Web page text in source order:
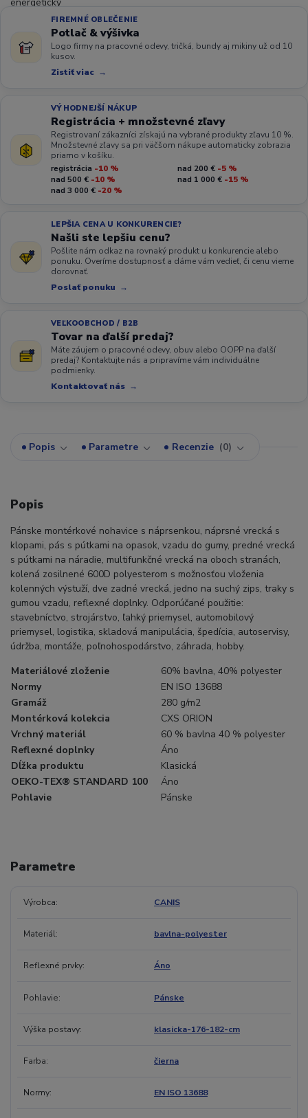
FIREMNÉ OBLEČENIE
Potlač & výšivka
Logo firmy na pracovné odevy, tričká, bundy aj mikiny už od 10
kusov.
Zistiť viac
VÝHODNEJŠÍ NÁKUP
Registrácia + množstevné zľavy
Registrovaní zákazníci získajú na vybrané produkty zľavu 10 %.
Množstevné zľavy sa pri väčšom nákupe automaticky zobrazia
priamo v košíku.
registrácia -10 % nad 200 € -5 %
nad 500 € -10 % nad 1 000 € -15 %
nad 3 000 € -20 %
LEPŠIA CENA U KONKURENCIE?
Našli ste lepšiu cenu?
Pošlite nám odkaz na rovnaký produkt u konkurencie alebo
ponuku. Overíme dostupnosť a dáme vám vedieť, či cenu vieme
dorovnať.
Poslať ponuku
VEĽKOOBCHOD / B2B
Tovar na ďalší predaj?
Máte záujem o pracovné odevy, obuv alebo OOPP na ďalší
predaj? Kontaktujte nás a pripravíme vám individuálne
podmienky.
Kontaktovať nás
Popis Parametre Recenzie 0
Popis
Pánske montérkové nohavice s náprsenkou, náprsné vrecká s
klopami, pás s pútkami na opasok, vzadu do gumy, predné vrecká
s pútkami na náradie, multifunkčné vrecká na oboch stranách,
kolená zosilnené 600D polyesterom s možnosťou vloženia
kolenných výstuží, dve zadné vrecká, jedno na suchý zips, traky s
gumou vzadu, reflexné doplnky. Odporúčané použitie:
stavebníctvo, strojárstvo, ľahký priemysel, automobilový
priemysel, logistika, skladová manipulácia, špedícia, autoservisy,
údržba, montáže, poľnohospodárstvo, záhrada, hobby.
Materiálové zloženie
60% bavlna, 40% polyester
Normy
EN ISO 13688
Gramáž
280 g/m2
Montérková kolekcia
CXS ORION
Vrchný materiál
60 % bavlna 40 % polyester
Reflexné doplnky
Áno
Dĺžka produktu
Klasická
OEKO-TEX® STANDARD 100
Áno
Pohlavie
Pánske
Parametre
Výrobca CANIS
Materiál bavlna-polyester
Reflexné prvky Áno
Pohlavie Pánske
Výška postavy klasicka-176-182-cm
Farba čierna
Normy EN ISO 13688